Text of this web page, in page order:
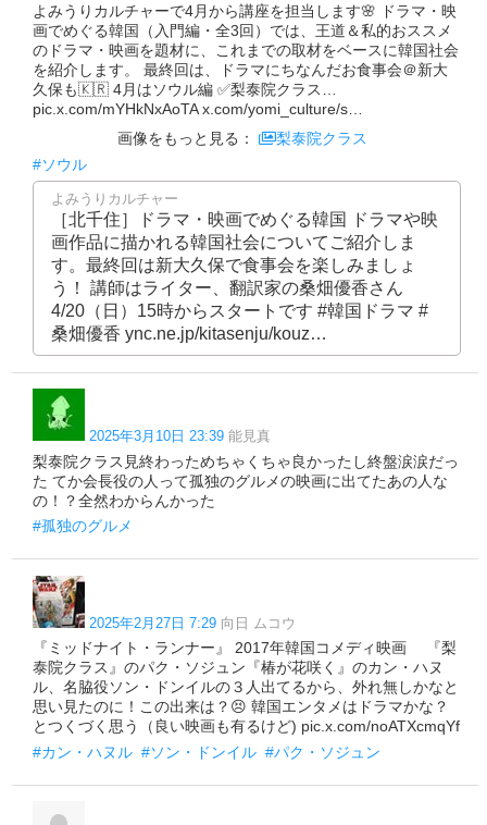
よみうりカルチャーで4月から講座を担当します🌸 ドラマ・映
画でめぐる韓国（入門編・全3回）では、王道＆私的おススメ
のドラマ・映画を題材に、これまでの取材をベースに韓国社会
を紹介します。 最終回は、ドラマにちなんだお食事会＠新大
久保も🇰🇷 4月はソウル編 ✅梨泰院クラス…
pic.x.com/mYHkNxAoTA x.com/yomi_culture/s…
画像をもっと見る：
梨泰院クラス
#ソウル
よみうりカルチャー
［北千住］ドラマ・映画でめぐる韓国 ドラマや映
画作品に描かれる韓国社会についてご紹介しま
す。最終回は新大久保で食事会を楽しみましょ
う！ 講師はライター、翻訳家の桑畑優香さん
4/20（日）15時からスタートです #韓国ドラマ #
桑畑優香 ync.ne.jp/kitasenju/kouz…
2025年3月10日 23:39 能見真
梨泰院クラス見終わっためちゃくちゃ良かったし終盤涙涙だっ
た てか会長役の人って孤独のグルメの映画に出てたあの人な
の！？全然わからんかった
#孤独のグルメ
2025年2月27日 7:29 向日 ムコウ
『ミッドナイト・ランナー』 2017年韓国コメディ映画 『梨
泰院クラス』のパク・ソジュン『椿が花咲く』のカン・ハヌ
ル、名脇役ソン・ドンイルの３人出てるから、外れ無しかなと
思い見たのに！この出来は？😣 韓国エンタメはドラマかな？
とつくづく思う（良い映画も有るけど) pic.x.com/noATXcmqYf
#カン・ハヌル #ソン・ドンイル #パク・ソジュン